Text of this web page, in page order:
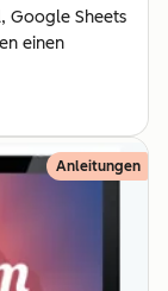
Google Sheets
einen
Anleitungen